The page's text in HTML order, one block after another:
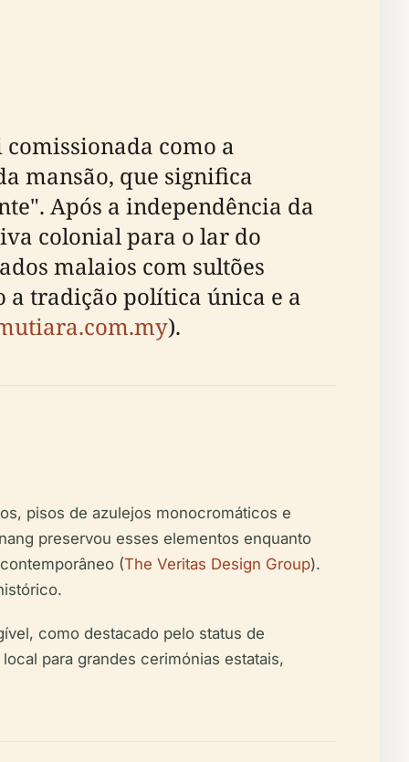
como a
mansão, que significa
Após a independência da
colonial para o lar do
malaios com sultões
a tradição política única e a
).
pisos de azulejos monocromáticos e
preservou esses elementos enquanto
(The Veritas Design Group).
como destacado pelo status de
para grandes cerimónias estatais,